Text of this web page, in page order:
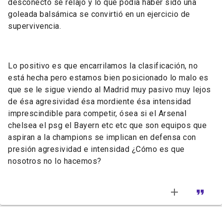
desconectó se relajó y lo que podía haber sido una
goleada balsámica se convirtió en un ejercicio de
supervivencia.
Lo positivo es que encarrilamos la clasificación, no
está hecha pero estamos bien posicionado lo malo es
que se le sigue viendo al Madrid muy pasivo muy lejos
de ésa agresividad ésa mordiente ésa intensidad
imprescindible para competir, ósea si el Arsenal
chelsea el psg el Bayern etc etc que son equipos que
aspiran a la champions se implican en defensa con
presión agresividad e intensidad ¿Cómo es que
nosotros no lo hacemos?